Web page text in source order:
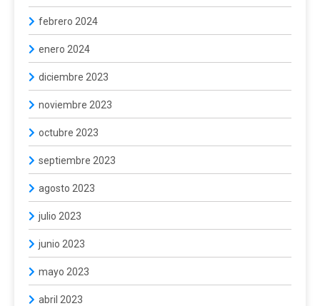
febrero 2024
enero 2024
diciembre 2023
noviembre 2023
octubre 2023
septiembre 2023
agosto 2023
julio 2023
junio 2023
mayo 2023
abril 2023